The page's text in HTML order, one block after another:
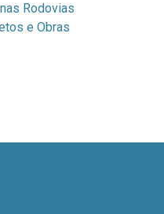
Rodovias
e Obras